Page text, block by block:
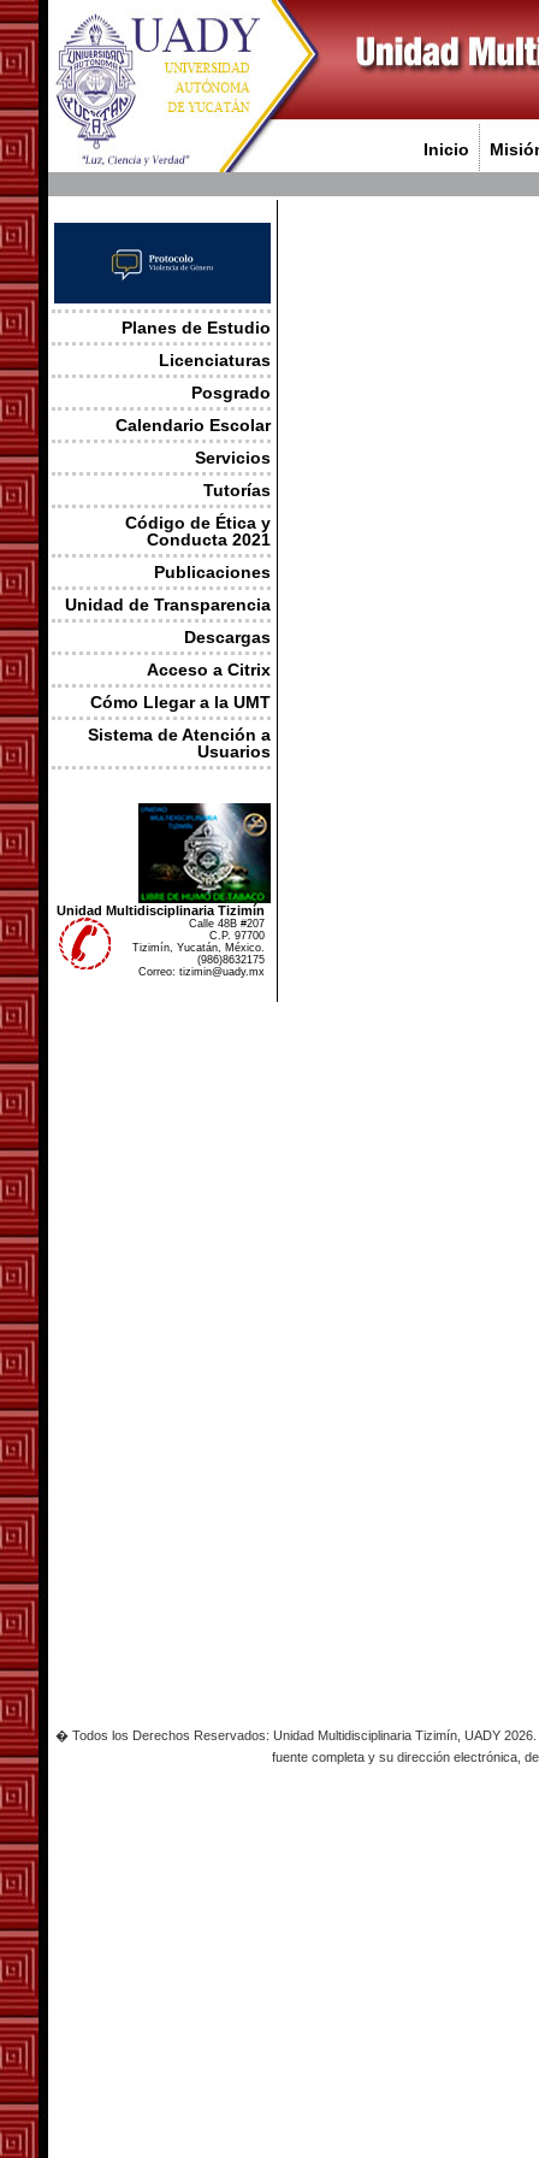
Inicio
Planes de Estudio
Licenciaturas
Posgrado
Calendario Escolar
Servicios
Tutorías
Código de Ética y
Conducta 2021
Publicaciones
Unidad de Transparencia
Descargas
Acceso a Citrix
Cómo Llegar a la UMT
Sistema de Atención a
Usuarios
Unidad Multidisciplinaria Tizimín
Calle 48B #207
C.P. 97700
Tizimín, Yucatán, México.
(986)8632175
Correo: tizimin@uady.mx
� Todos los Derechos Reservados: Unidad Multidisciplinaria Tizimín, UADY
fuente completa y su dirección electrónica,